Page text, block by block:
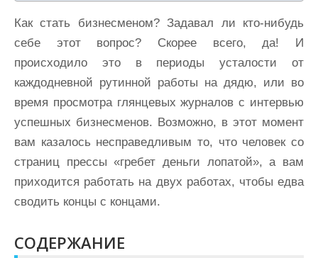
Как стать бизнесменом? Задавал ли кто-нибудь
себе этот вопрос? Скорее всего, да! И
происходило это в периоды усталости от
каждодневной рутинной работы на дядю, или во
время просмотра глянцевых журналов с интервью
успешных бизнесменов. Возможно, в этот момент
вам казалось несправедливым то, что человек со
страниц прессы «гребет деньги лопатой», а вам
приходится работать на двух работах, чтобы едва
сводить концы с концами.
СОДЕРЖАНИЕ